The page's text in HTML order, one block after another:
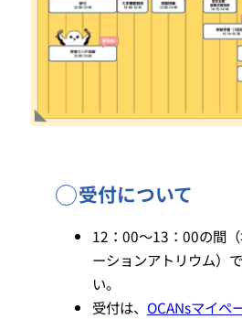
受付について
12：00～13：00の間
ーションアトリウム）
い。
受付は、 OCANsマイペ